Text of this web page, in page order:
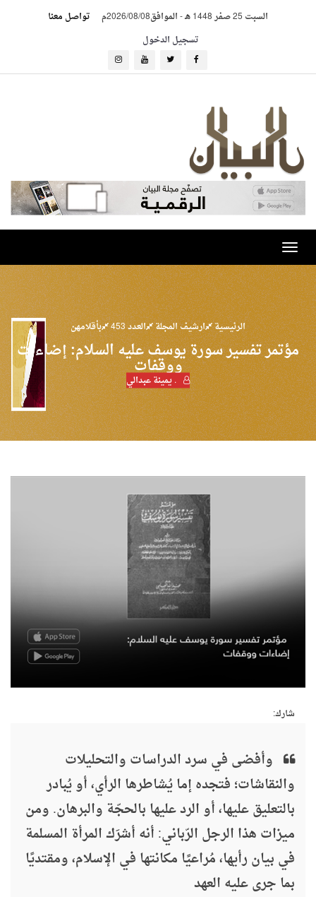
السبت 25 صفر 1448 هـ -الموافق2026/08/08م
تواصل معنا
تسجيل الدخول
Toggle
navigation
الرئيسية ارشيف المجلة العدد 453 بأقلامهن
مؤتمر تفسير سورة يوسف عليه السلام: إضاءات
ووقفات
. يمينة عبدالي
شارك:
وأفضى في سرد الدراسات والتحليلات
والنقاشات؛ فتجده إما يُشاطرها الرأي، أو يُبادر
بالتعليق عليها، أو الرد عليها بالحجّة والبرهان. ومن
ميزات هذا الرجل الرّباني: أنه أشرَك المرأة المسلمة
في بيان رأيها، مُراعيًا مكانتها في الإسلام، ومقتديًا
بما جرى عليه العهد